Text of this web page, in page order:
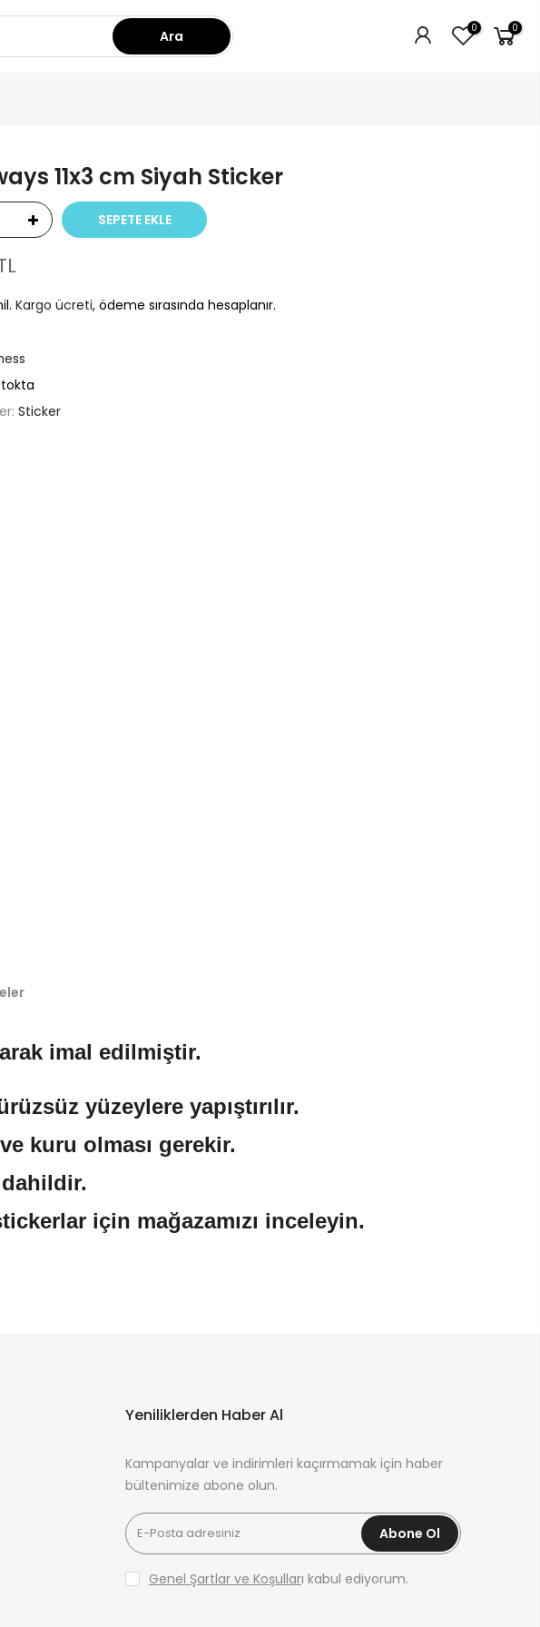
Ara 0 0
11x3 cm Siyah Sticker
SEPETE EKLE
Kargo ücreti, ödeme sırasında hesaplanır.
Sticker
imal edilmiştir.
yüzeylere yapıştırılır.
kuru olması gerekir.
için mağazamızı inceleyin.
Yeniliklerden Haber Al
Kampanyalar ve indirimleri kaçırmamak için haber
bültenimize abone olun.
Abone Ol
Genel Şartlar ve Koşulları kabul ediyorum.